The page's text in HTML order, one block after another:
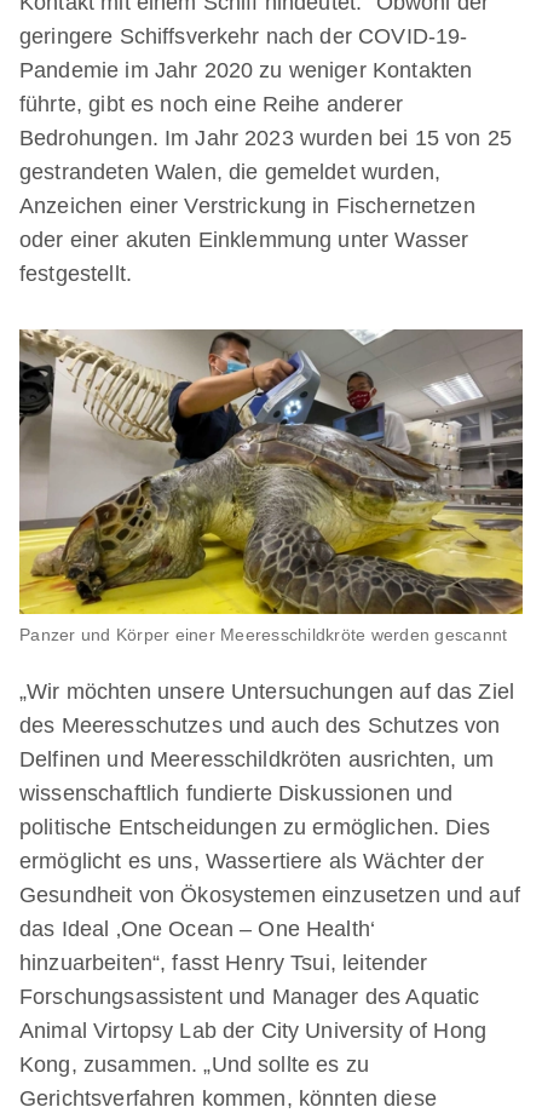
geringere Schiffsverkehr nach der COVID-19-
Pandemie im Jahr 2020 zu weniger Kontakten
führte, gibt es noch eine Reihe anderer
Bedrohungen. Im Jahr 2023 wurden bei 15 von 25
gestrandeten Walen, die gemeldet wurden,
Anzeichen einer Verstrickung in Fischernetzen
oder einer akuten Einklemmung unter Wasser
festgestellt.
Panzer und Körper einer Meeresschildkröte werden gescannt
„Wir möchten unsere Untersuchungen auf das Ziel
des Meeresschutzes und auch des Schutzes von
Delfinen und Meeresschildkröten ausrichten, um
wissenschaftlich fundierte Diskussionen und
politische Entscheidungen zu ermöglichen. Dies
ermöglicht es uns, Wassertiere als Wächter der
Gesundheit von Ökosystemen einzusetzen und auf
das Ideal ‚One Ocean – One Health‘
hinzuarbeiten“, fasst Henry Tsui, leitender
Forschungsassistent und Manager des Aquatic
Animal Virtopsy Lab der City University of Hong
Kong, zusammen. „Und sollte es zu
Gerichtsverfahren kommen, könnten diese